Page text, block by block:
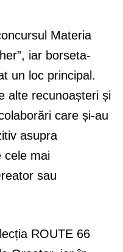
Materia
iar borseta-
un loc principal.
alte recunoașteri și
care și-au
asupra
cele mai
sau
ROUTE 66